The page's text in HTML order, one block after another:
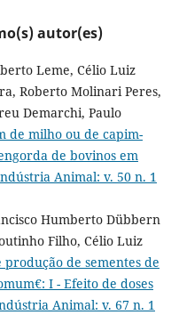
autor(es)
Leme, Célio Luiz
Roberto Molinari Peres,
Demarchi, Paulo
de milho ou de capim-
de bovinos em
Animal: v. 50 n. 1
Humberto Dübbern
Filho, Célio Luiz
de sementes de
I - Efeito de doses
Animal: v. 67 n. 1